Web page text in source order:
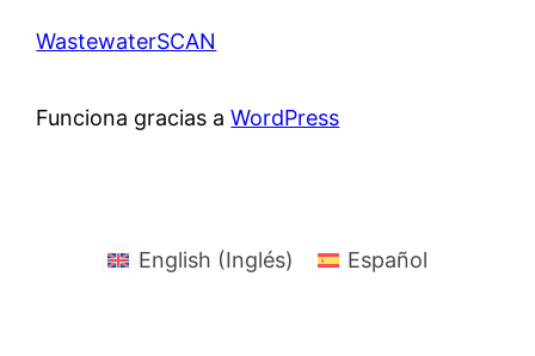
WastewaterSCAN
Funciona gracias aWordPress
English (Inglés) Español